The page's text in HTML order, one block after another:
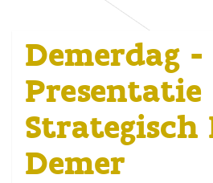
Demerdag -
Presentatie
Strategisch
Demer